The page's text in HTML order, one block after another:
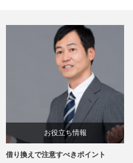
お役立ち情報
借り換えで注意すべきポイント